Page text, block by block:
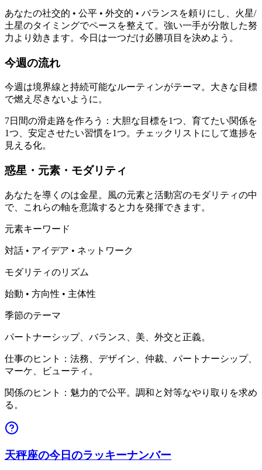
あなたの社交的 • 公平 • 外交的 • バランスを頼りにし、火星/
土星のタイミングでペースを整えて。強い一手が分散した努
力より効きます。今日は一つだけ必勝項目を決めよう。
今週の流れ
今週は境界線と持続可能なルーティンがテーマ。大きな目標
で燃え尽きないように。
7日間の滑走路を作ろう：大胆な目標を1つ、育てたい関係を
1つ、安定させたい習慣を1つ。チェックリストにして進捗を
見える化。
惑星・元素・モダリティ
あなたを導くのは金星。風の元素と活動宮のモダリティの中
で、これらの軸を意識すると力を発揮できます。
元素キーワード
対話 • アイデア • ネットワーク
モダリティのリズム
始動 • 方向性 • 主体性
季節のテーマ
パートナーシップ、バランス、美、外交と正義。
仕事のヒント：法務、デザイン、仲裁、パートナーシップ、
マーケ、ビューティ。
関係のヒント：魅力的で公平。調和と対等なやり取りを求め
る。
天秤座の今日のラッキーナンバー